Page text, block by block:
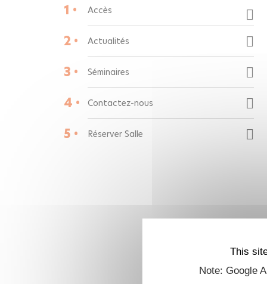
1 •
Accès
2 • Actualités
3 • Séminaires
4 • Contactez-nous
5 • Réserver Salle
This
Note: Google